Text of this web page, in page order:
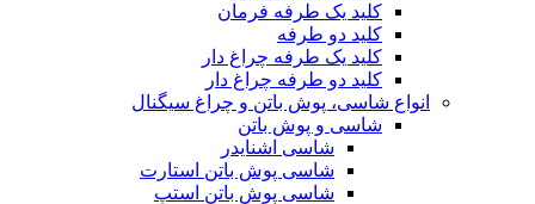
کلید یک طرفه فرمان
کلید دو طرفه
کلید یک طرفه چراغ دار
کلید دو طرفه چراغ دار
انواع شاسی، پوش باتن و چراغ سیگنال
شاسی و پوش باتن
شاسی اشنایدر
شاسی پوش باتن استارت
شاسی پوش باتن استپ